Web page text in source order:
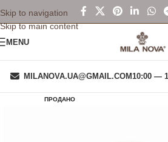
Skip to navigation
Skip to main content
MENU
MILANOVA.UA@GMAIL.COM10:00 —
ПРОДАНО